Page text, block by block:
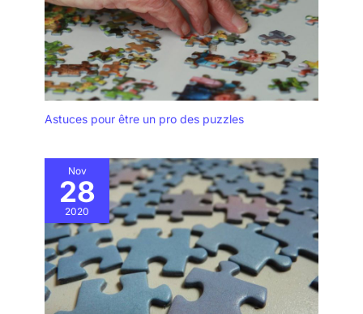
Astuces pour être un pro des puzzles
Nov
28
2020